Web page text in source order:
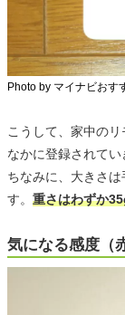
Photo by マイナビおす
こうして、家中の
なかに登録されてい
ちなみに、大きさ
す。 重さはわずか
気になる感度（